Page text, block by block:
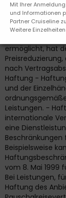
Mit Ihrer
und Informationen
Partner Cruiseline
Weitere